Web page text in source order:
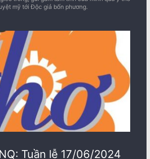
mỹ tới Độc giả bốn phương.
Tuần lễ 17/06/2024